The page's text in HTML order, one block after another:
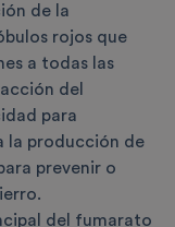
de la
rojos que
a todas las
del
para
la producción de
prevenir o
del fumarato